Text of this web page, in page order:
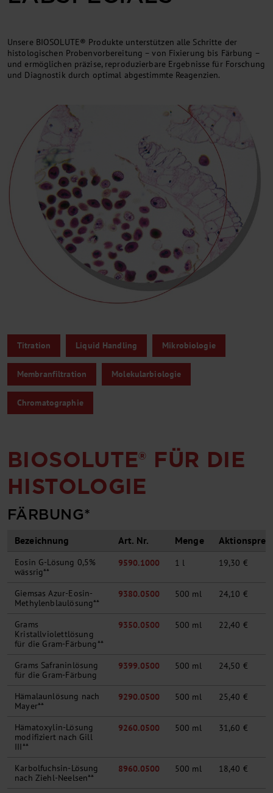
Unsere BIOSOLUTE® Produkte unterstützen alle Schritte der
histologischen Probenvorbereitung – von Fixierung bis Färbung –
und ermöglichen präzise, reproduzierbare Ergebnisse für Forschung
und Diagnostik durch optimal abgestimmte Reagenzien.
Titration Liquid Handling Mikrobiologie
Membranfiltration Molekularbiologie
Chromatographie
BIOSOLUTE® FÜR DIE
HISTOLOGIE
FÄRBUNG*
Bezeichnung Art. Nr. Menge Aktionspreis
Eosin G-Lösung 0,5%
wässrig**
9590.1000 1 l 19,30 €
Giemsas Azur-Eosin-
Methylenblaulösung**
9380.0500 500 ml 24,10 €
Grams
Kristallviolettlösung
für die Gram-Färbung**
9350.0500 500 ml 22,40 €
Grams Safraninlösung
für die Gram-Färbung
9399.0500 500 ml 24,50 €
Hämalaunlösung nach
Mayer**
9290.0500 500 ml 25,40 €
Hämatoxylin-Lösung
modifiziert nach Gill
III**
9260.0500 500 ml 31,60 €
Karbolfuchsin-Lösung
nach Ziehl-Neelsen**
8960.0500 500 ml 18,40 €